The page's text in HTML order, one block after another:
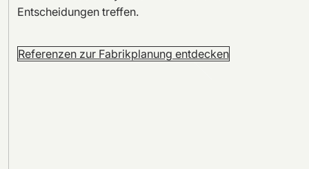
Entscheidungen treffen.
Referenzen zur Fabrikplanung entdecken